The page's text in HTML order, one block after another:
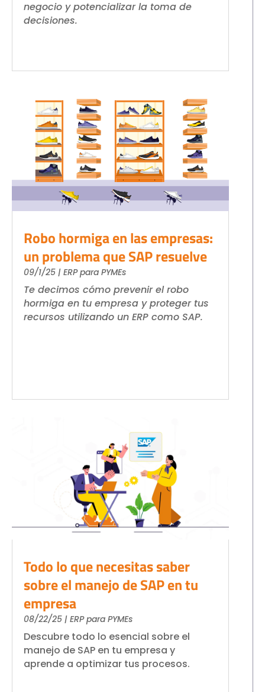
negocio y potencializar la toma de
decisiones.
Robo hormiga en las empresas:
un problema que SAP resuelve
09/1/25 | ERP para PYMEs
Te decimos cómo prevenir el robo
hormiga en tu empresa y proteger tus
recursos utilizando un ERP como SAP.
Todo lo que necesitas saber
sobre el manejo de SAP en tu
empresa
08/22/25 | ERP para PYMEs
Descubre todo lo esencial sobre el
manejo de SAP en tu empresa y
aprende a optimizar tus procesos.